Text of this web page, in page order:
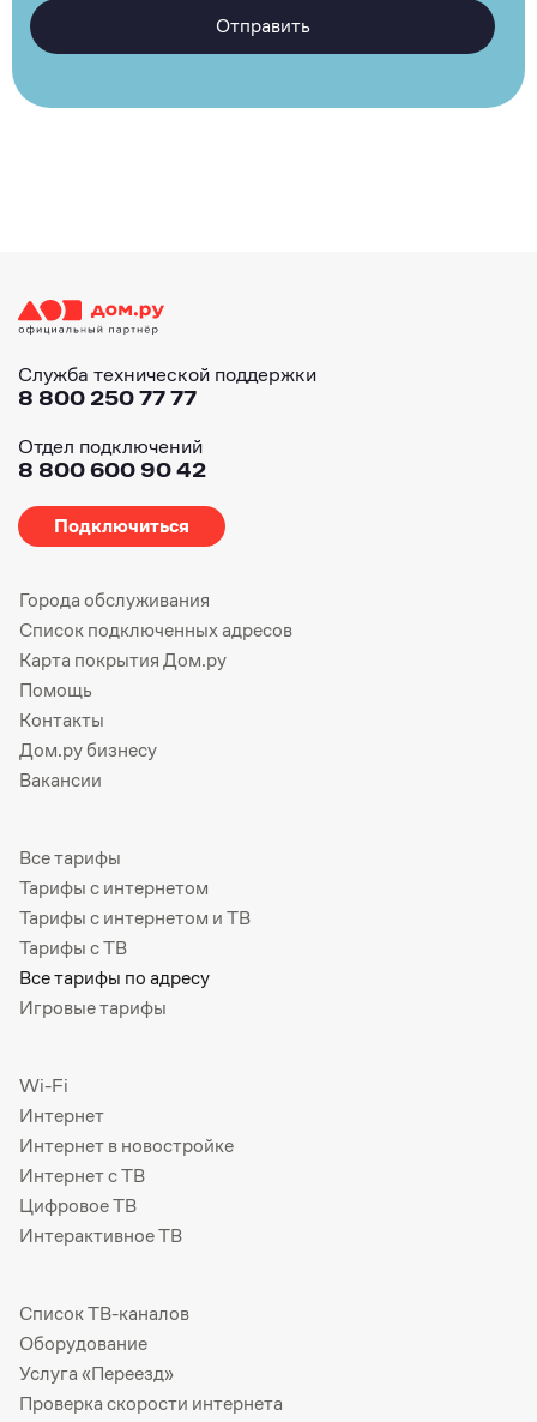
Отправить
Служба технической поддержки
8 800 250 77 77
Отдел подключений
8 800 600 90 42
Подключиться
Города обслуживания
Список подключенных адресов
Карта покрытия Дом.ру
Помощь
Контакты
Дом.ру бизнесу
Вакансии
Все тарифы
Тарифы с интернетом
Тарифы с интернетом и ТВ
Тарифы с ТВ
Все тарифы по адресу
Игровые тарифы
Wi-Fi
Интернет
Интернет в новостройке
Интернет с ТВ
Цифровое ТВ
Интерактивное ТВ
Список ТВ-каналов
Оборудование
Услуга «Переезд»
Проверка скорости интернета